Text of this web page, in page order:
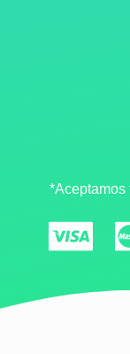
*Aceptamos